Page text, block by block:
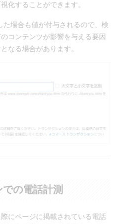
化することができます。
た場合も値が付与されるので、検
コンテンツが影響を与える要因
なる場合があります。
の電話計測
にページに掲載されている電話